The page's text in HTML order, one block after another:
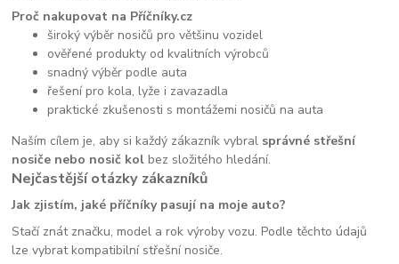
Proč nakupovat na Příčníky.cz
široký výběr nosičů pro většinu vozidel
ověřené produkty od kvalitních výrobců
snadný výběr podle auta
řešení pro kola, lyže i zavazadla
praktické zkušenosti s montážemi nosičů na auta
Naším cílem je, aby si každý zákazník vybral správné střešní
nosiče nebo nosič kol bez složitého hledání.
Nejčastější otázky zákazníků
Jak zjistím, jaké příčníky pasují na moje auto?
Stačí znát značku, model a rok výroby vozu. Podle těchto údajů
lze vybrat kompatibilní střešní nosiče.